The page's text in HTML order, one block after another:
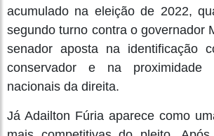
acumulado na eleição de 2022,
segundo turno contra o governador
senador aposta na identificação
conservador e na proximidade
nacionais da direita.
Já Adailton Fúria aparece como